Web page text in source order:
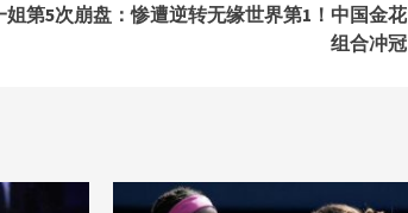
姐第5次崩盘：惨遭逆转无缘世界第1！中国金花
组合冲冠